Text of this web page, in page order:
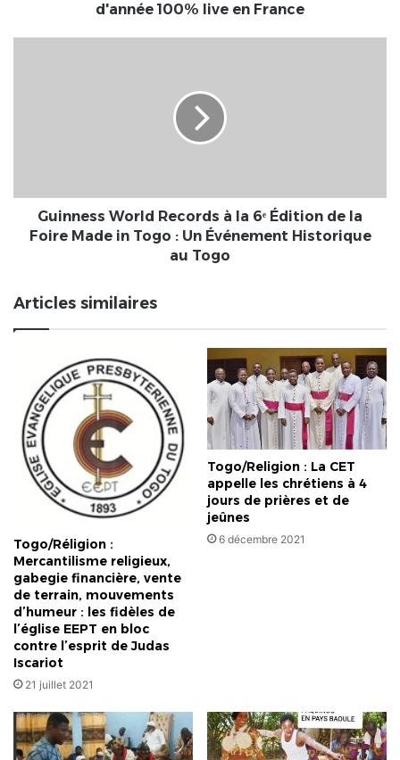
d'année 100% live en France
la
Made
Un
Événement
Guinness World Records à la 6ᵉ Édition de la
Foire Made in Togo : Un Événement Historique
au Togo
Articles similaires
Togo/Réligion :
Mercantilisme religieux,
gabegie financière, vente
de terrain, mouvements
d’humeur : les fidèles de
l’église EEPT en bloc
contre l’esprit de Judas
Iscariot
21 juillet 2021
Togo/Religion : La CET
appelle les chrétiens à 4
jours de prières et de
jeûnes
6 décembre 2021